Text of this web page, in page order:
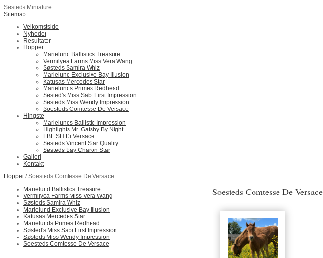
Søsteds Miniature
Sitemap
Velkomstside
Nyheder
Resultater
Hopper
Marielund Ballistics Treasure
Vermilyea Farms Miss Vera Wang
Søsteds Samira Whiz
Marielund Exclusive Bay Illusion
Katusas Mercedes Star
Marielunds Primes Redhead
Søsted's Miss Sabi First Impression
Søsteds Miss Wendy Impression
Soesteds Comtesse De Versace
Hingste
Marielunds Ballistic Impression
Highlights Mr. Gatsby By Night
EBF SH Di Versace
Søsteds Vincent Star Quality
Søsteds Bay Charon Star
Galleri
Kontakt
Hopper / Soesteds Comtesse De Versace
Marielund Ballistics Treasure
Vermilyea Farms Miss Vera Wang
Søsteds Samira Whiz
Marielund Exclusive Bay Illusion
Katusas Mercedes Star
Marielunds Primes Redhead
Søsted's Miss Sabi First Impression
Søsteds Miss Wendy Impression
Soesteds Comtesse De Versace
Soesteds Comtesse De Versace